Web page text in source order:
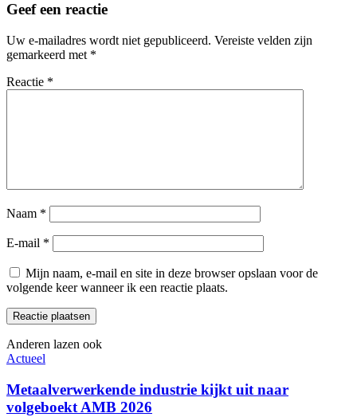
Geef een reactie
Uw e-mailadres wordt niet gepubliceerd. Vereiste velden zijn
gemarkeerd met *
Reactie *
Naam *
E-mail *
Mijn naam, e-mail en site in deze browser opslaan voor de
volgende keer wanneer ik een reactie plaats.
Anderen lazen ook
Actueel
Metaalverwerkende industrie kijkt uit naar
volgeboekt AMB 2026